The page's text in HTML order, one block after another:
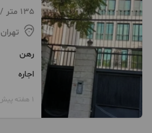
135 متر / 3 اتاق / طبقه 5
تهران
رهن
اجاره
1 هفته پیش